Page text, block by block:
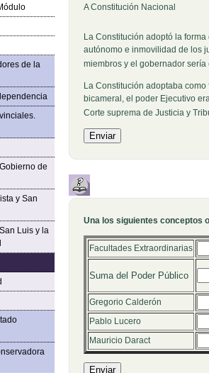
de la
de
y San
Luis y la
A Constitución Nacional
La Constitución adoptó la
autónomo e inmovilidad de los
miembros y el gobernador
La Constitución adoptaba
bicameral, el poder Ejecutivo
Corte suprema de Justicia y
Una los siguientes conceptos
Facultades Extraordinarias
Suma del Poder Público
Gregorio Calderón
Pablo Lucero
Mauricio Daract